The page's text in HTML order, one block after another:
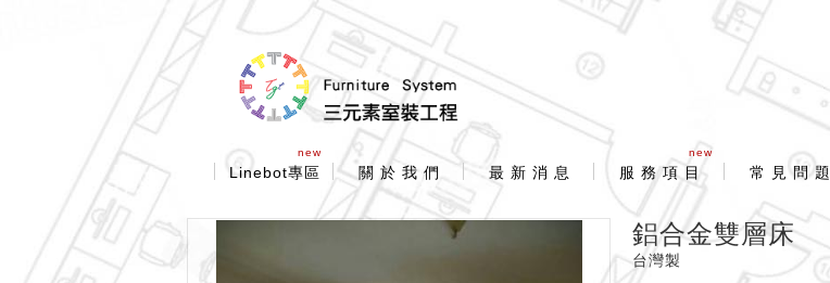
new
Linebot專區 關 於 我 們 最 新 消 息
new
服 務 項 目 常 見 問 題
鋁合金雙層床
台灣製